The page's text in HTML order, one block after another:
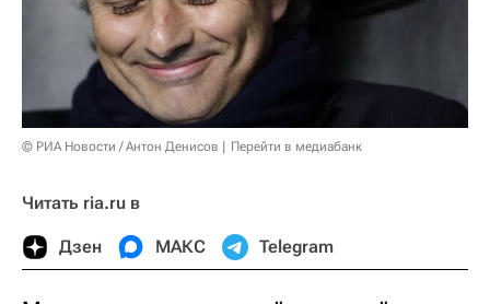
© РИА Новости / Антон Денисов Перейти в медиабанк
Читать ria.ru в
Дзен МАКС Telegram